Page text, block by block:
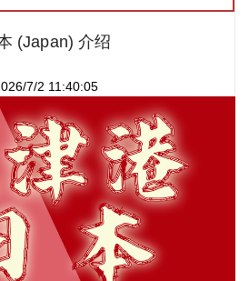
(Japan) 介绍
7/2 11:40:05